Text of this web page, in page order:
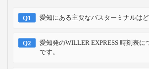
愛知にある主要なバスターミナルは
愛知発のWILLER EXPRESS 時刻表に
です。